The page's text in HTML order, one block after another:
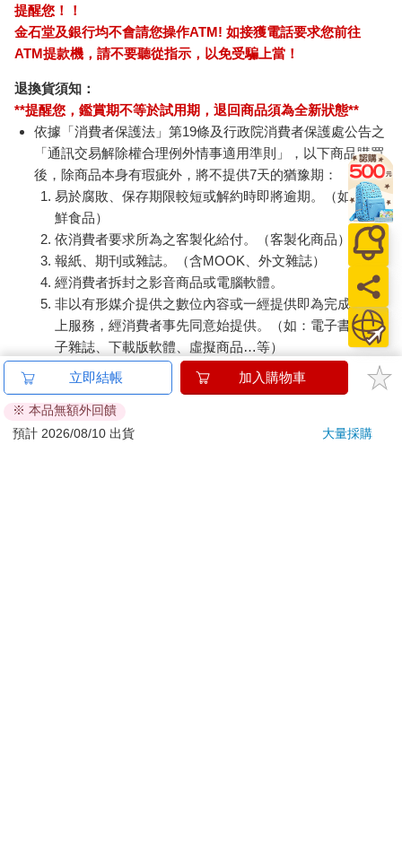
提醒您！！
金石堂及銀行均不會請您操作ATM! 如接獲電話要求您前往
ATM提款機，請不要聽從指示，以免受騙上當！
退換貨須知：
**提醒您，鑑賞期不等於試用期，退回商品須為全新狀態**
依據「消費者保護法」第19條及行政院消費者保護處公告之
「通訊交易解除權合理例外情事適用準則」，以下商品購買
後，除商品本身有瑕疵外，將不提供7天的猶豫期：
易於腐敗、保存期限較短或解約時即將逾期。（如：生
鮮食品）
依消費者要求所為之客製化給付。（客製化商品）
報紙、期刊或雜誌。（含MOOK、外文雜誌）
經消費者拆封之影音商品或電腦軟體。
非以有形媒介提供之數位內容或一經提供即為完成之線
上服務，經消費者事先同意始提供。（如：電子書、電
子雜誌、下載版軟體、虛擬商品…等）
已拆封之個人衛生用品。（如：內衣褲、刮鬍刀、除毛
若非上列種類商品，均享有到貨7天的猶豫期（含例假
日）。
立即結帳 加入購物車
※ 本品無額外回饋
預計 2026/08/10 出貨
大量採購